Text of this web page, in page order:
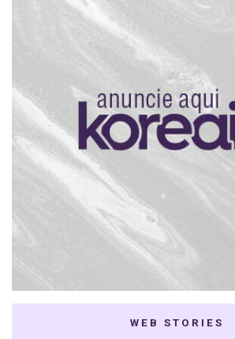
WEB STORIES
7 K-dramas Enemies
Thai